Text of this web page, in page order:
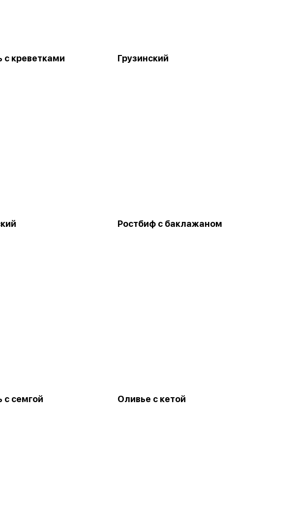
с креветками Грузинский
Ростбиф с баклажаном
с семгой Оливье с кетой